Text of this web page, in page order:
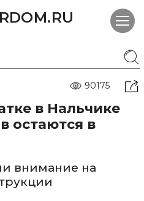
90175
в Нальчике
остаются в
внимание на